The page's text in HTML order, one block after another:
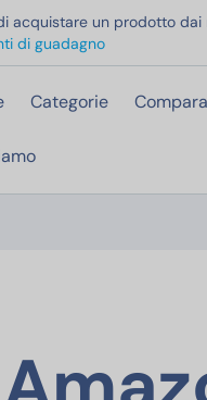
un prodotto dai
di guadagno
Categorie